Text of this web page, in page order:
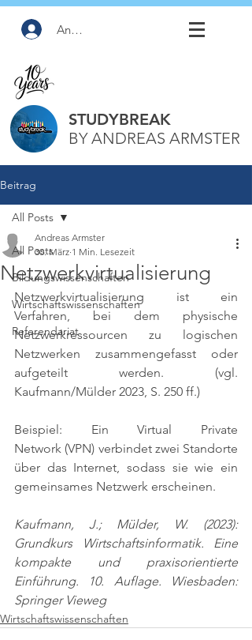
Anmelden
STUDYBREAK
BY ANDREAS ARMSTER
Beitrag
All Posts
Bildungswissenschaften
Wirtschaftswissenschaften
Referendariat
All Posts
Netzwerkvirtualisierung
Andreas Armster
30. März 1 Min. Lesezeit
Netzwerkvirtualisierung ist ein
Verfahren, bei dem physische
Netzwerkressourcen zu logischen
Netzwerken zusammengefasst oder
aufgeteilt werden. (vgl.
Kaufmann/Mülder 2023, S. 250 ff.)
Beispiel: Ein Virtual Private
Network (VPN) verbindet zwei Standorte
über das Internet, sodass sie wie ein
gemeinsames Netzwerk erscheinen.
Kaufmann, J.; Mülder, W. (2023):
Grundkurs Wirtschaftsinformatik. Eine
kompakte und praxisorientierte
Einführung. 10. Auflage. Wiesbaden:
Springer Vieweg
Wirtschaftswissenschaften